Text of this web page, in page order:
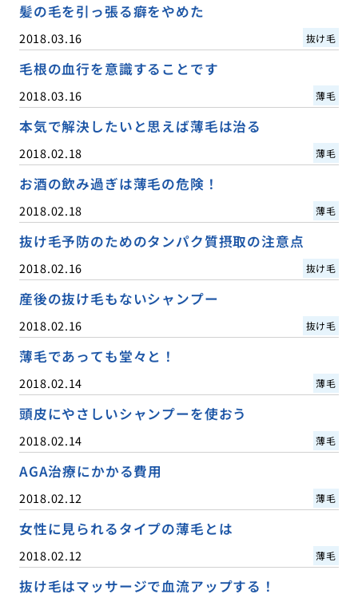
髪の毛を引っ張る癖をやめた
2018.03.16 抜け毛
毛根の血行を意識することです
2018.03.16 薄毛
本気で解決したいと思えば薄毛は治る
2018.02.18 薄毛
お酒の飲み過ぎは薄毛の危険！
2018.02.18 薄毛
抜け毛予防のためのタンパク質摂取の注意点
2018.02.16 抜け毛
産後の抜け毛もないシャンプー
2018.02.16 抜け毛
薄毛であっても堂々と！
2018.02.14 薄毛
頭皮にやさしいシャンプーを使おう
2018.02.14 薄毛
AGA治療にかかる費用
2018.02.12 薄毛
女性に見られるタイプの薄毛とは
2018.02.12 薄毛
抜け毛はマッサージで血流アップする！